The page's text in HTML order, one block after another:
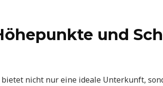
und
nicht nur eine ideale Unterkunft,